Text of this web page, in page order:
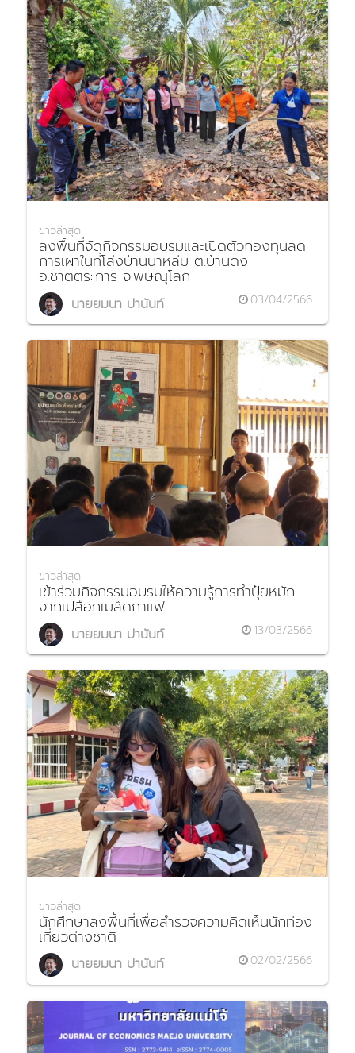
ข่าวล่าสุด
ลงพื้นที่จัดกิจกรรมอบรมและเปิดตัวกองทุนลด
การเผาในที่โล่งบ้านนาหล่ม ต.บ้านดง
อ.ชาติตระการ จ.พิษณุโลก
นายยมนา ปานันท์ 03/04/2566
ข่าวล่าสุด
เข้าร่วมกิจกรรมอบรมให้ความรู้การทำปุ๋ยหมัก
จากเปลือกเมล็ดกาแฟ
นายยมนา ปานันท์ 13/03/2566
ข่าวล่าสุด
นักศึกษาลงพื้นที่เพื่อสำรวจความคิดเห็นนักท่อง
เที่ยวต่างชาติ
นายยมนา ปานันท์ 02/02/2566